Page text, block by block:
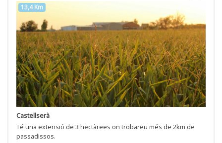
13,4 Km
Castellserà
Té una extensió de 3 hectàrees on trobareu més de 2km de
passadissos.